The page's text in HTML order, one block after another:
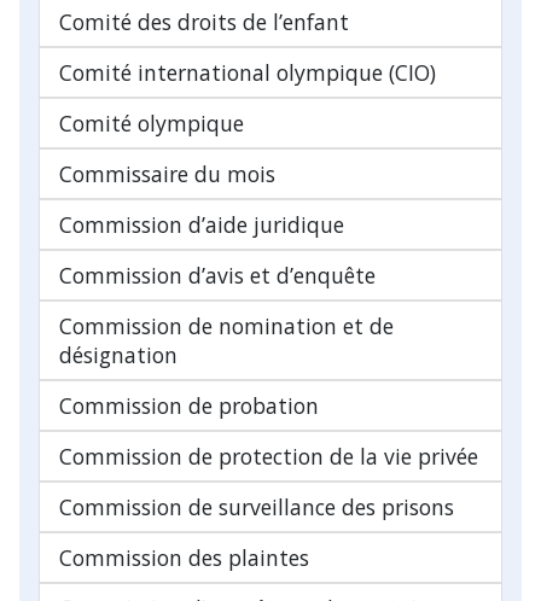
Comité des droits de l’enfant
Comité international olympique (CIO)
Comité olympique
Commissaire du mois
Commission d’aide juridique
Commission d’avis et d’enquête
Commission de nomination et de
désignation
Commission de probation
Commission de protection de la vie privée
Commission de surveillance des prisons
Commission des plaintes